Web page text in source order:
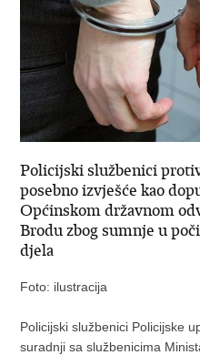
Policijski službenici
posebno izvješće kao
Općinskom državnom
Brodu zbog sumnje u
djela
Foto: ilustracija
Policijski službenici Policijske
suradnji sa službenicima